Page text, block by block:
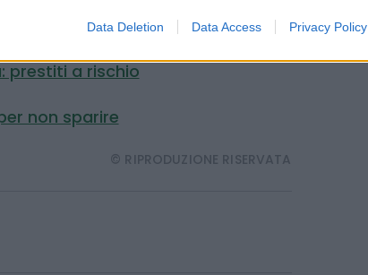
Data Deletion Data Access Privacy Policy
in vita un contributo all’acquisto
delConto termico 2.0.
prestiti a rischio